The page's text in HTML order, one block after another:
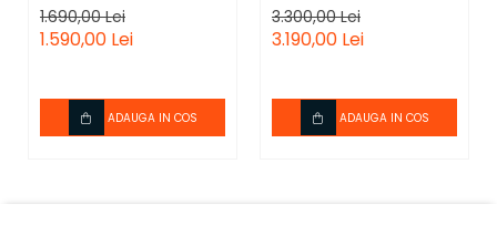
1.690,00 Lei
1.590,00 Lei
ADAUGA IN COS
3.300,00 Lei
3.190,00 Lei
ADAUGA IN COS